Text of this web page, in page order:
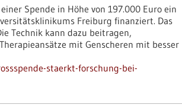
Spende in Höhe von 197.000 Euro ein
Freiburg finanziert. Das
Technik kann dazu beitragen,
mit Genscheren mit besser
staerkt-forschung-bei-